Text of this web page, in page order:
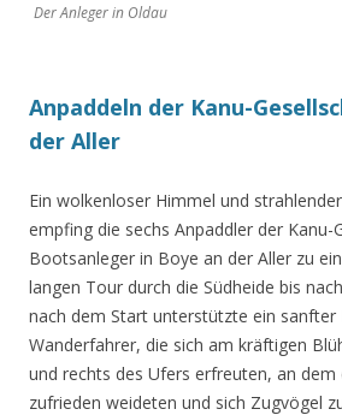
Der Anleger in Oldau
Anpaddeln der Kanu-
der Aller
Ein wolkenloser Himmel und
empfing die sechs Anpaddler der Kanu-
Bootsanleger in Boye an der Aller zu
langen Tour durch die Südheide bis
nach dem Start unterstützte ein sanfter
Wanderfahrer, die sich am kräftigen
und rechts des Ufers erfreuten, an dem
zufrieden weideten und sich Zugvögel